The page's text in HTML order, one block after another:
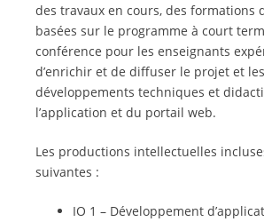
des travaux en cours, des formations
basées sur le programme à court
conférence pour les enseignants
d’enrichir et de diffuser le projet et les
développements techniques et
l’application et du portail web.
Les productions intellectuelles
suivantes :
IO 1 – Développement